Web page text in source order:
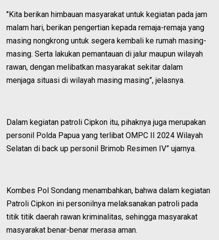
"Kita berikan himbauan masyarakat untuk kegiatan pada jam
malam hari, berikan pengertian kepada remaja-remaja yang
masing nongkrong untuk segera kembali ke rumah masing-
masing. Serta lakukan pemantauan di jalur maupun wilayah
rawan, dengan melibatkan masyarakat sekitar dalam
menjaga situasi di wilayah masing masing”, jelasnya.
Dalam kegiatan patroli Cipkon itu, pihaknya juga merupakan
personil Polda Papua yang terlibat OMPC II 2024 Wilayah
Selatan di back up personil Brimob Resimen IV” ujarnya.
Kombes Pol Sondang menambahkan, bahwa dalam kegiatan
Patroli Cipkon ini personilnya melaksanakan patroli pada
titik titik daerah rawan kriminalitas, sehingga masyarakat
masyarakat benar-benar merasa aman.